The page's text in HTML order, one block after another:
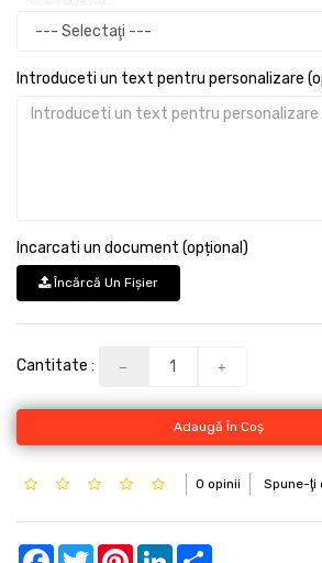
Introduceti un text pentru personalizare
Incarcati un document (opțional)
Încărcă Un Fişier
Cantitate :
Adaugă În Coş
0 opinii Spune-ţi
Facebook
TwitterPinterestLinkedIn